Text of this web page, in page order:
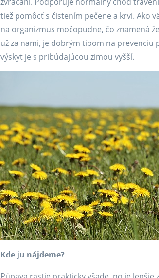
tiež pomôcť s čistením pečene a krvi. Ako
na organizmus močopudne, čo znamená
už za nami, je dobrým tipom na
výskyt je s pribúdajúcou zimou vyšší.
Kde ju nájdeme?